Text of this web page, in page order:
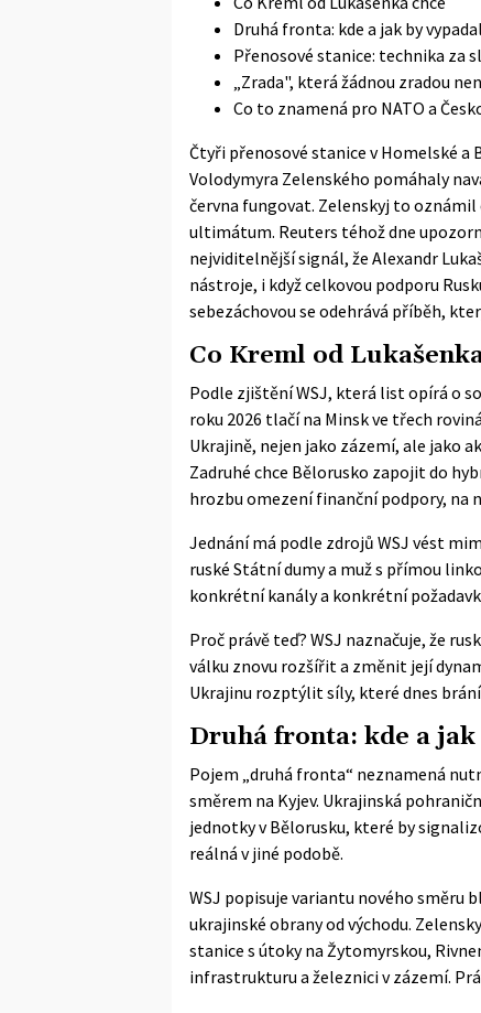
Druhá fronta: kde a jak by
Přenosové stanice: technika za
„Zrada", která žádnou zradou
Co to znamená pro NATO a
Čtyři přenosové stanice v Homelské
Volodymyra Zelenského pomáhaly
června fungovat. Zelenskyj to oznámil
ultimátum. Reuters téhož dne
nejviditelnější signál, že Alexandr
nástroje, i když celkovou podporu
sebezáchovou se odehrává příběh,
Co Kreml od
Podle zjištění WSJ, která list opírá o
roku 2026 tlačí na Minsk ve třech
Ukrajině, nejen jako zázemí, ale jako
Zadruhé chce Bělorusko zapojit do
hrozbu omezení finanční podpory, na
Jednání má podle zdrojů WSJ vést
ruské Státní dumy a muž s přímou
konkrétní kanály a konkrétní
Proč právě teď? WSJ naznačuje, že
válku znovu rozšířit a změnit její
Ukrajinu rozptýlit síly, které dnes brání
Druhá fronta: kde a
Pojem „druhá fronta“ neznamená
směrem na Kyjev. Ukrajinská
jednotky v Bělorusku, které by
reálná v jiné podobě.
WSJ popisuje variantu nového směru
ukrajinské obrany od východu.
stanice s útoky na Žytomyrskou,
infrastrukturu a železnici v zázemí.